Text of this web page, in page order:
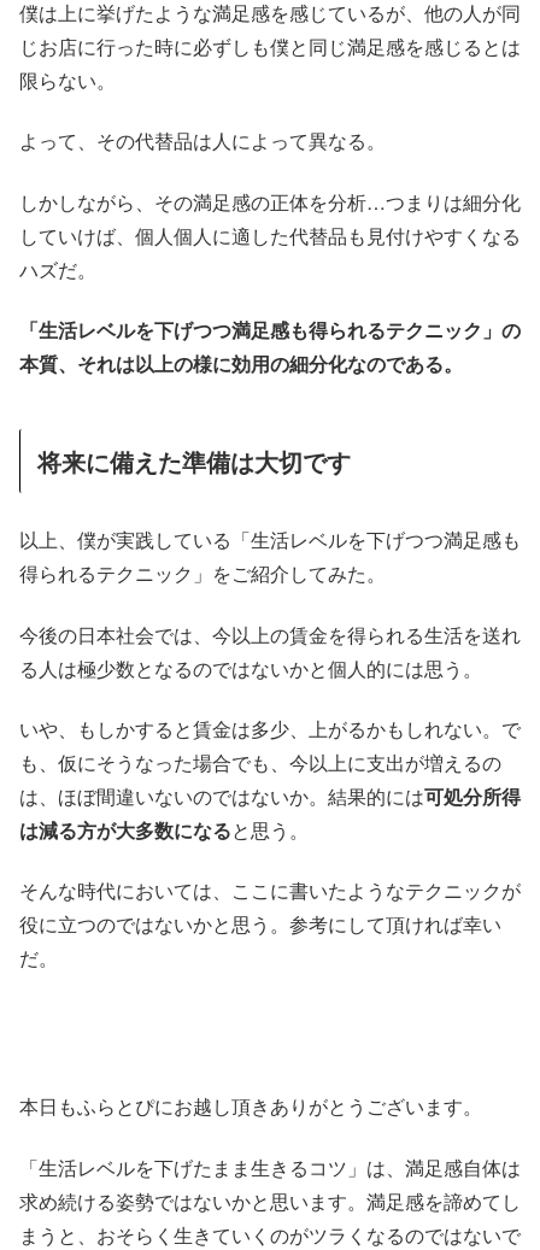
僕は上に挙げたような満足感を感じているが、他の人が同
じお店に行った時に必ずしも僕と同じ満足感を感じるとは
限らない。
よって、その代替品は人によって異なる。
しかしながら、その満足感の正体を分析…つまりは細分化
していけば、個人個人に適した代替品も見付けやすくなる
ハズだ。
「生活レベルを下げつつ満足感も得られるテクニック」の
本質、それは以上の様に効用の細分化なのである。
将来に備えた準備は大切です
以上、僕が実践している「生活レベルを下げつつ満足感も
得られるテクニック」をご紹介してみた。
今後の日本社会では、今以上の賃金を得られる生活を送れ
る人は極少数となるのではないかと個人的には思う。
いや、もしかすると賃金は多少、上がるかもしれない。で
も、仮にそうなった場合でも、今以上に支出が増えるの
は、ほぼ間違いないのではないか。結果的には可処分所得
は減る方が大多数になると思う。
そんな時代においては、ここに書いたようなテクニックが
役に立つのではないかと思う。参考にして頂ければ幸い
だ。
本日もふらとぴにお越し頂きありがとうございます。
「生活レベルを下げたまま生きるコツ」は、満足感自体は
求め続ける姿勢ではないかと思います。満足感を諦めてし
まうと、おそらく生きていくのがツラくなるのではないで